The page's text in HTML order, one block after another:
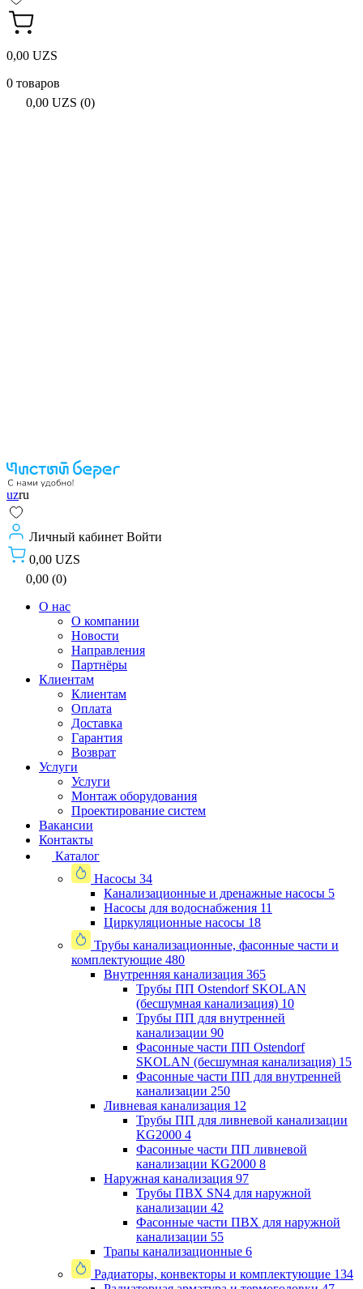
0,00 UZS
0 товаров
0,00 UZS (0)
uzru
Личный кабинет Войти
0,00 UZS
0,00 (0)
О нас
О компании
Новости
Направления
Партнёры
Клиентам
Клиентам
Оплата
Доставка
Гарантия
Возврат
Услуги
Услуги
Монтаж оборудования
Проектирование систем
Вакансии
Контакты
Каталог
Насосы 34
Канализационные и дренажные насосы 5
Насосы для водоснабжения 11
Циркуляционные насосы 18
Трубы канализационные, фасонные части и
комплектующие 480
Внутренняя канализация 365
Трубы ПП Ostendorf SKOLAN
(бесшумная канализация) 10
Трубы ПП для внутренней
канализации 90
Фасонные части ПП Ostendorf
SKOLAN (бесшумная канализация) 15
Фасонные части ПП для внутренней
канализации 250
Ливневая канализация 12
Трубы ПП для ливневой канализации
KG2000 4
Фасонные части ПП ливневой
канализации KG2000 8
Наружная канализация 97
Трубы ПВХ SN4 для наружной
канализации 42
Фасонные части ПВХ для наружной
канализации 55
Трапы канализационные 6
Радиаторы, конвекторы и комплектующие 134